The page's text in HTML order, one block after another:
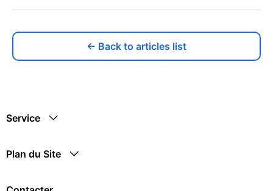
← Back to articles list
Service
Plan du Site